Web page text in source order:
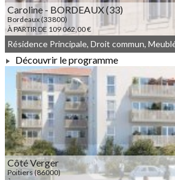
Caroline - BORDEAUX (33)
Bordeaux (33800)
À PARTIR DE 109 062,00 €
À PARTIR DE 109 062,00 €
Résidence Principale, Droit commun,
Découvrir le programme
Côté Verger
Poitiers (86000)